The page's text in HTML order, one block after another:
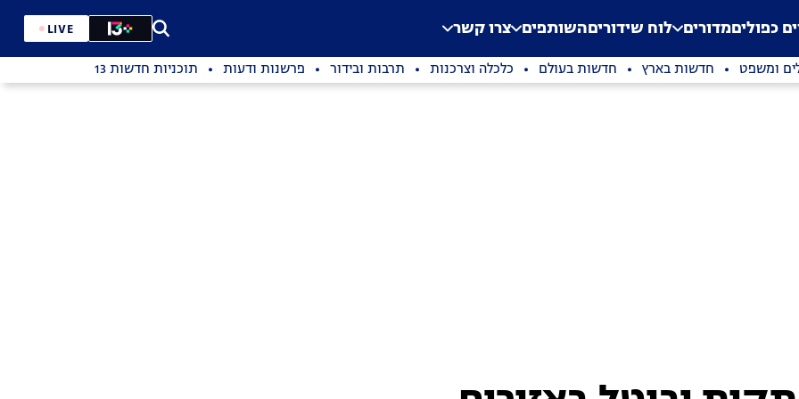
Application error: a
. כפוליםמדורים לוח שידוריםהשותפים צרו קשר LIVE
ומשפט חדשות בארץ חדשות בעולם כלכלה וצרכנות תרבות ובידור פרשנות ודעות תוכניות חדשות 13